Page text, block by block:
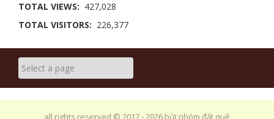
TOTAL VIEWS: 427,028
TOTAL VISITORS: 226,377
all rights reserved © 2017 - 2026 bút nhóm đất quê